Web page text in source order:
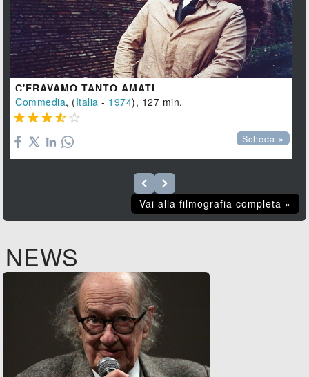
C'ERAVAMO TANTO AMATI
Commedia, (Italia - 1974), 127 min.
    
Scheda »
Vai alla filmografia completa »
NEWS